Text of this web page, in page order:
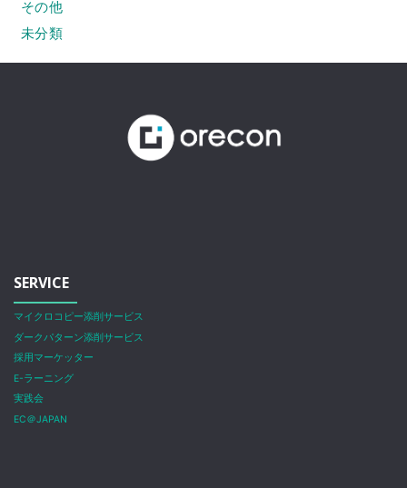
その他
未分類
SERVICE
マイクロコピー添削サービス
ダークパターン添削サービス
採用マーケッター
E-ラーニング
実践会
EC＠JAPAN